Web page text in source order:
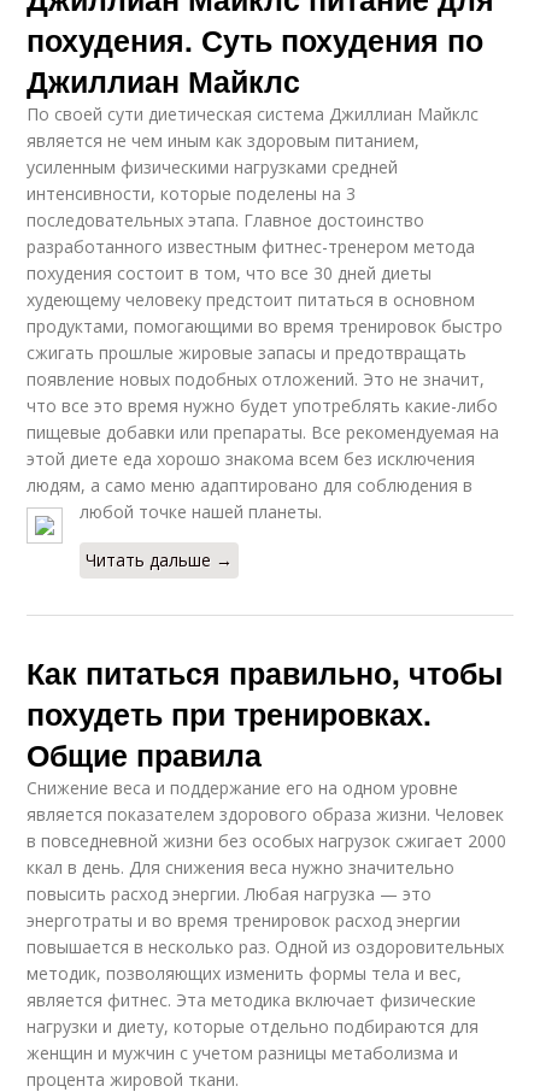
похудения. Суть похудения по
Джиллиан Майклс
По своей сути диетическая система Джиллиан Майклс
является не чем иным как здоровым питанием,
усиленным физическими нагрузками средней
интенсивности, которые поделены на 3
последовательных этапа. Главное достоинство
разработанного известным фитнес-тренером метода
похудения состоит в том, что все 30 дней диеты
худеющему человеку предстоит питаться в основном
продуктами, помогающими во время тренировок быстро
сжигать прошлые жировые запасы и предотвращать
появление новых подобных отложений. Это не значит,
что все это время нужно будет употреблять какие-либо
пищевые добавки или препараты. Все рекомендуемая на
этой диете еда хорошо знакома всем без исключения
людям, а само меню адаптировано для соблюдения в
любой точке нашей планеты.
Читать дальше →
Как питаться правильно, чтобы
похудеть при тренировках.
Общие правила
Снижение веса и поддержание его на одном уровне
является показателем здорового образа жизни. Человек
в повседневной жизни без особых нагрузок сжигает 2000
ккал в день. Для снижения веса нужно значительно
повысить расход энергии. Любая нагрузка — это
энерготраты и во время тренировок расход энергии
повышается в несколько раз. Одной из оздоровительных
методик, позволяющих изменить формы тела и вес,
является фитнес. Эта методика включает физические
нагрузки и диету, которые отдельно подбираются для
женщин и мужчин с учетом разницы метаболизма и
процента жировой ткани.